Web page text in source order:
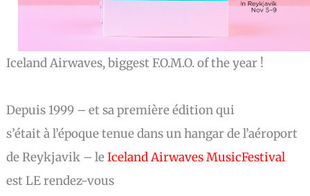
Iceland Airwaves, biggest F.O.M.O. of the year !
Depuis 1999 – et sa première édition qui
s’était à l’époque tenue dans un hangar de l’aéroport
de Reykjavik – leIceland Airwaves MusicFestival
est LErendez-vous